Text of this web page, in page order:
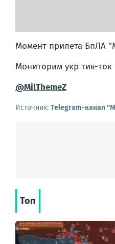
Момент прилета БпЛА
Мониторим укр тик-ток
@MilThemeZ
Источник: Telegram-канал
Топ